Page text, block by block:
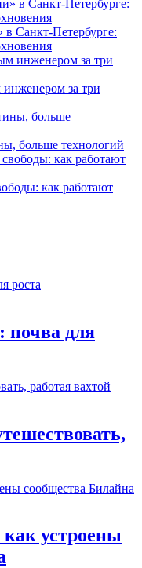
Санкт-Петербурге:
за три
больше технологий
как работают
почва для
устроены